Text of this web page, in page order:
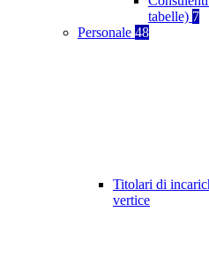
tabelle) 7
Personale 48
Titolari di
vertice